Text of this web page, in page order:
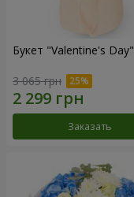
Букет "Valentine's Day"
3 065 грн
Заказать